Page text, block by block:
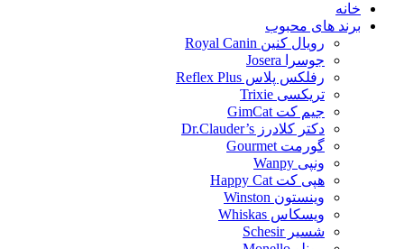
خانه
برند های محبوب
رویال کنین Royal Canin
جوسرا Josera
رفلکس پلاس Reflex Plus
تریکسی Trixie
جیم کت GimCat
دکتر کلادرز Dr.Clauder’s
گورمت Gourmet
ونپی Wanpy
هپی کت Happy Cat
وینستون Winston
ویسکاس Whiskas
شسیر Schesir